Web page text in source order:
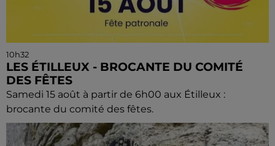
10h32
LES ÉTILLEUX - BROCANTE DU COMITÉ
DES FÊTES
Samedi 15 août à partir de 6h00 aux Étilleux :
brocante du comité des fêtes.